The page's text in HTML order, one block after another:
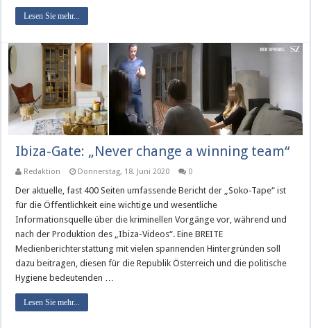
Lesen Sie mehr...
Ibiza-Gate: „Never change a winning team“
Redaktion Donnerstag, 18. Juni 2020 0
Der aktuelle, fast 400 Seiten umfassende Bericht der „Soko-Tape“ ist
für die Öffentlichkeit eine wichtige und wesentliche
Informationsquelle über die kriminellen Vorgänge vor, während und
nach der Produktion des „Ibiza-Videos“. Eine BREITE
Medienberichterstattung mit vielen spannenden Hintergründen soll
dazu beitragen, diesen für die Republik Österreich und die politische
Hygiene bedeutenden …
Lesen Sie mehr...